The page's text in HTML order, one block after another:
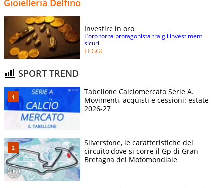
Gioielleria Delfino
Investire in oro
L’oro torna protagonista tra gli investimenti
sicuri
LEGGI
SPORT TREND
Tabellone Calciomercato Serie A.
Movimenti, acquisti e cessioni: estate
2026-27
Silverstone, le caratteristiche del
circuito dove si corre il Gp di Gran
Bretagna del Motomondiale